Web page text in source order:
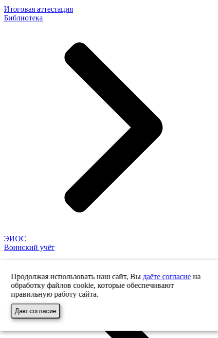
Итоговая аттестация
Библиотека
ЭИОС
Воинский учёт
Продолжая использовать наш сайт, Вы даёте согласиена
обработку файлов cookie, которые обеспечивают
правильную работу сайта.
Даю согласие